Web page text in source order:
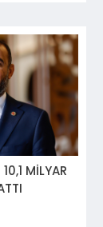
MİLYAR